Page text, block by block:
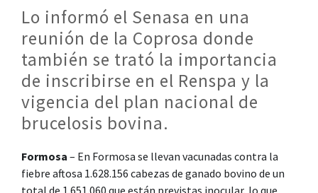
Lo informó el Senasa en una
reunión de la Coprosa donde
también se trató la importancia
de inscribirse en el Renspa y la
vigencia del plan nacional de
brucelosis bovina.
Formosa – En Formosa se llevan vacunadas contra la
fiebre aftosa 1.628.156 cabezas de ganado bovino de un
total de 1.651.060 que están previstas inocular, lo que